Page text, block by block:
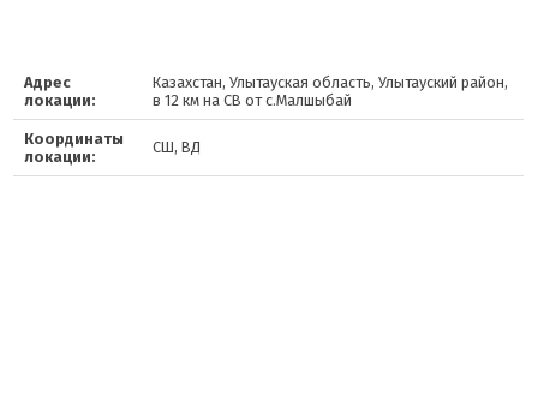
Адрес
локации:
Казахстан, Улытауская область, Улытауский район,
в 12 км на СВ от с.Малшыбай
Координаты
локации:
СШ, ВД